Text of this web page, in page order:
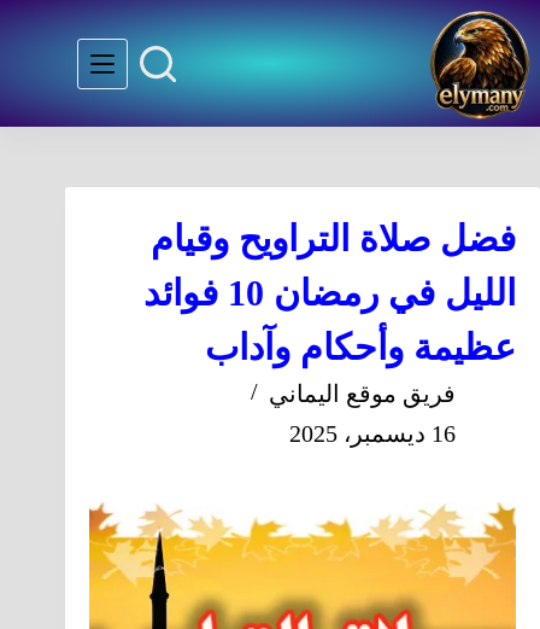
فضل صلاة التراويح وقيام
الليل في رمضان 10 فوائد
عظيمة وأحكام وآداب
فريق موقع اليماني
16 ديسمبر، 2025